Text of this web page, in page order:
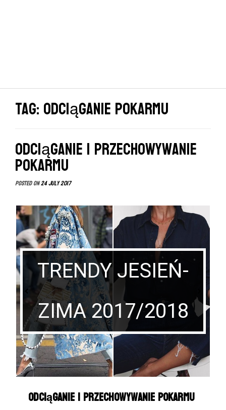
Tag: odciąganie pokarmu
Odciąganie i przechowywanie
pokarmu
Posted on24 July 2017
TRENDY JESIEŃ-
ZIMA 2017/2018
Odciąganie i przechowywanie pokarmu